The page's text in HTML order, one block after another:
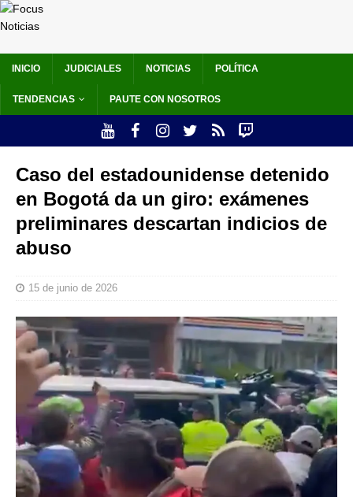
INICIO JUDICIALES NOTICIAS POLÍTICA
TENDENCIAS PAUTE CON NOSOTROS
Caso del estadounidense detenido
en Bogotá da un giro: exámenes
preliminares descartan indicios de
abuso
15 de junio de 2026